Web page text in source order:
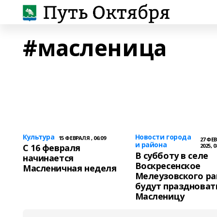
#масленица
Культура 15 ФЕВРАЛЯ , 06:09
С 16 февраля
начинается
Масленичная неделя
Новости города
и района
27
2025,
В субботу в селе
Воскресенское
Мелеузовского
будут
Масленицу